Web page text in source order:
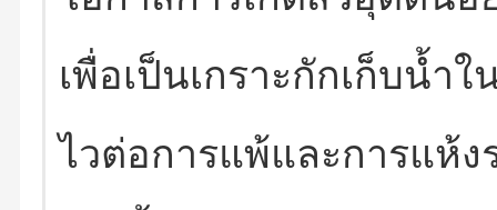
เพื่อเป็นเกราะกักเก็บน้ำ
ไวต่อการแพ้และการแห้